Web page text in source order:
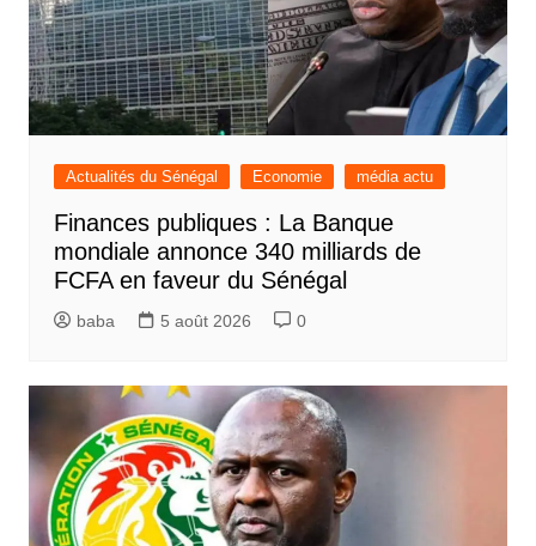
Actualités du Sénégal Economie média actu
Finances publiques : La Banque
mondiale annonce 340 milliards de
FCFA en faveur du Sénégal
baba 5 août 2026 0